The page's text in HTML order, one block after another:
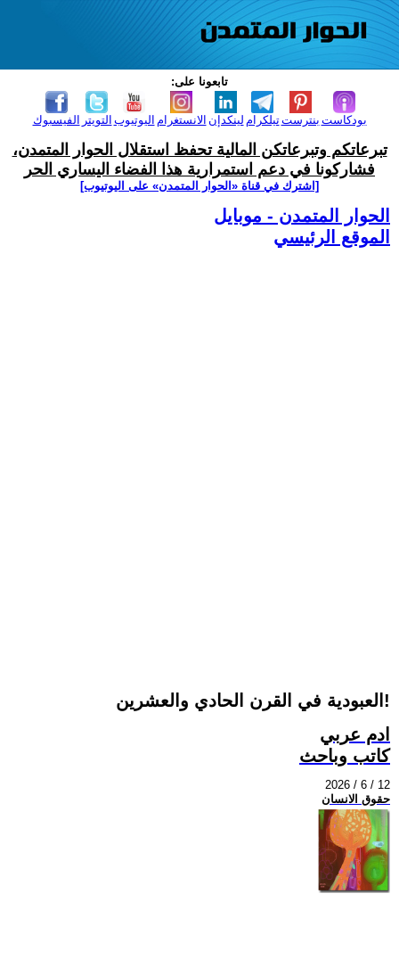
تابعونا على:
الفيسبوك التويتر اليوتيوب الانستغرام لينكدإن تيلكرامبنترست بودكاست
تبرعاتكم وتبرعاتكن المالية تحفظ استقلال الحوار المتمدن،
فشاركونا في دعم استمرارية هذا الفضاء اليساري الحر
[اشترك في قناة ‫«الحوار المتمدن» على اليوتيوب]
الحوار المتمدن - موبايل
الموقع الرئيسي
العبودية في القرن الحادي والعشرين!
ادم عربي
كاتب وباحث
2026 / 6 / 12
حقوق الانسان